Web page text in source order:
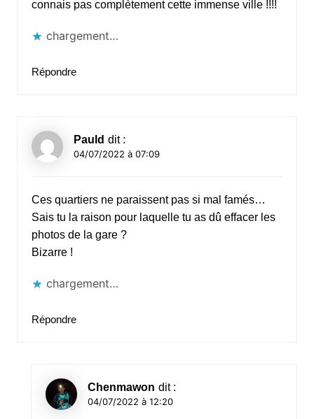
connais pas complètement cette immense ville !!!!
chargement…
Répondre
Pauld dit :
04/07/2022 à 07:09
Ces quartiers ne paraissent pas si mal famés…
Sais tu la raison pour laquelle tu as dû effacer les
photos de la gare ?
Bizarre !
chargement…
Répondre
Chenmawon dit :
04/07/2022 à 12:20